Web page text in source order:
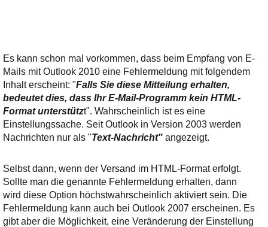
Es kann schon mal vorkommen, dass beim Empfang von E-
Mails mit Outlook 2010 eine Fehlermeldung mit folgendem
Inhalt erscheint: "Falls Sie diese Mitteilung erhalten,
bedeutet dies, dass Ihr E-Mail-Programm kein HTML-
Format unterstützt". Wahrscheinlich ist es eine
Einstellungssache. Seit Outlook in Version 2003 werden
Nachrichten nur als "Text-Nachricht" angezeigt.
Selbst dann, wenn der Versand im HTML-Format erfolgt.
Sollte man die genannte Fehlermeldung erhalten, dann
wird diese Option höchstwahrscheinlich aktiviert sein. Die
Fehlermeldung kann auch bei Outlook 2007 erscheinen. Es
gibt aber die Möglichkeit, eine Veränderung der Einstellung
bereithält!
Wie z.B. Outlook,
GMail, Thunderbird
oder auch
KuNoMail, usw.
Ihre E-Mail
E-Mail
E-Mail bestätigen